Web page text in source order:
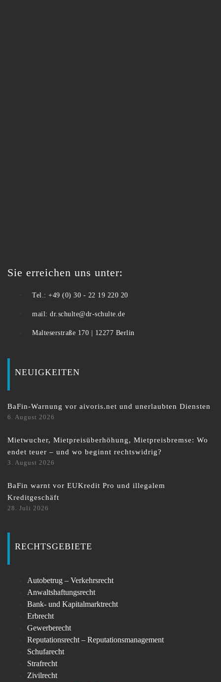
Sie erreichen uns unter:
Tel.: +49 (0) 30 - 22 19 220 20
mail: dr.schulte@dr-schulte.de
Malteserstraße 170 | 12277 Berlin
NEUIGKEITEN
BaFin-Warnung vor aivoris.net und unerlaubten Diensten
6. August 2026
Mietwucher, Mietpreisüberhöhung, Mietpreisbremse: Wo
endet teuer – und wo beginnt rechtswidrig?
3. August 2026
BaFin warnt vor EUKredit Pro und illegalem
Kreditgeschäft
28. Juli 2026
RECHTSGEBIETE
Autobetrug – Verkehrsrecht
Anwaltshaftungsrecht
Bank- und Kapitalmarktrecht
Erbrecht
Gewerberecht
Reputationsrecht – Reputationsmanagement
Schufarecht
Strafrecht
Zivilrecht